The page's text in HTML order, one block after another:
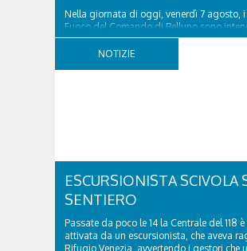
Nella giornata di oggi, venerdì 7 agosto, i
Fuoco del Comando di Belluno sono
località Diassa, in Val d’Oten, nel
di Cadore, per liberare una strada rimasta
NOTIZIE
ESCURSIONISTA SCIVOLA
SENTIERO
Passate da poco le 14 la Centrale del 118
attivata da un escursionista, che aveva
Rifugio Venezia, avvertendo i gestori che